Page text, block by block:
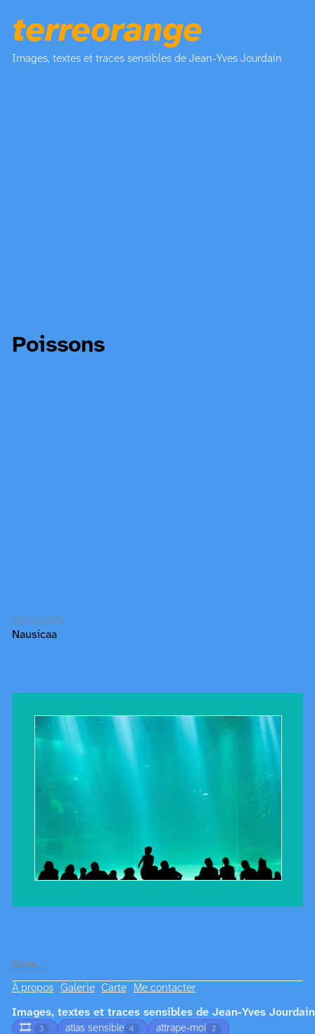
terreorange
Images, textes et traces sensibles de Jean-Yves Jourdain
Poissons
20/7/2018
Nausicaa
Suite…
À propos Galerie Carte Me contacter
Images, textes et traces sensibles de Jean-Yves Jourdain
🎞️
3 atlas sensible 4 attrape-moi 2